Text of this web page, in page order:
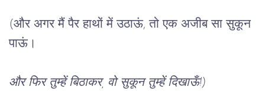
(और अगर मैं पैर हाथों में उठाऊं, तो एक अजीब सा सुकून
पाऊं।
और फिर तुम्हें बिठाकर, वो सुकून तुम्हें दिखाऊँ!)